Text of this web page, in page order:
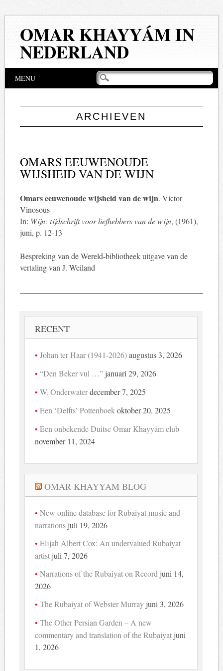
OMAR KHAYYÁM IN
NEDERLAND
Hoofdmenu
springen
MENU
ARCHIEVEN
OMARS EEUWENOUDE
WIJSHEID VAN DE WIJN
Omars eeuwenoude wijsheid van de wijn. Victor
Vinosous
In: Wijn: tijdschrift voor liefhebbers van de wijn, (1961),
juni, p. 12-13
Bespreking van de Wereld-bibliotheek uitgave van de
vertaling van J. Weiland
RECENT
Johan ter Haar (1941-2026) augustus 3, 2026
“Den Beker vul …” januari 29, 2026
W. Onderwaterdecember 7, 2025
Een ‘Delfts’ Pottenboek oktober 20, 2025
Een onbekende Duitse Omar Khayyám club
november 11, 2024
OMAR KHAYYAM BLOG
New online database for Rubaiyat music and
narrations juli 19, 2026
Elijah Albert Cox: An undervalued Rubaiyat
artist juli 7, 2026
Narrations of the Rubaiyat on Record juni 14,
2026
The Rubaiyat of Webster Murray juni 3, 2026
The Other Persian Garden – A new
commentary and translation of the Rubaiyat juni
1, 2026